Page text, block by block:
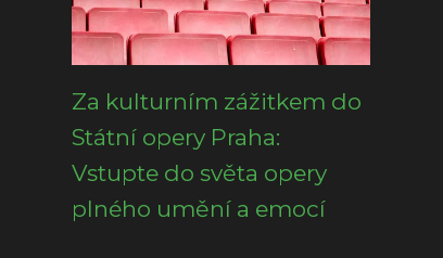
Za kulturním zážitkem do
Státní opery Praha:
Vstupte do světa opery
plného umění a emocí